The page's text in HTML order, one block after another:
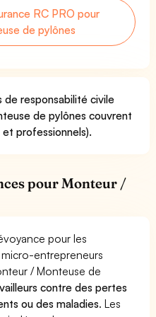
RC PRO pour
de pylônes
de responsabilité civile
de pylônes couvrent
professionnels).
pour Monteur /
pour les
entrepreneurs
/ Monteuse de
contre des pertes
ou des maladies. Les